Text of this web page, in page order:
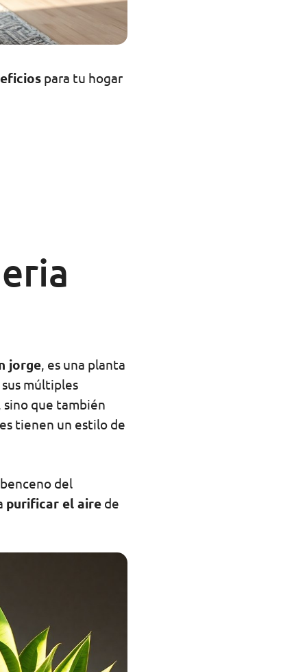
para tu hogar
jorge, es una planta
múltiples
que también
tienen un estilo de
del
purificar el aire de